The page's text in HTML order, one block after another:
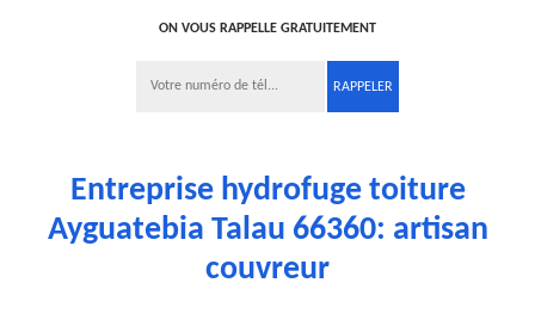
ON VOUS RAPPELLE GRATUITEMENT
Entreprise hydrofuge toiture
Ayguatebia Talau 66360: artisan
couvreur